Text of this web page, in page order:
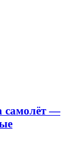
самолёт —